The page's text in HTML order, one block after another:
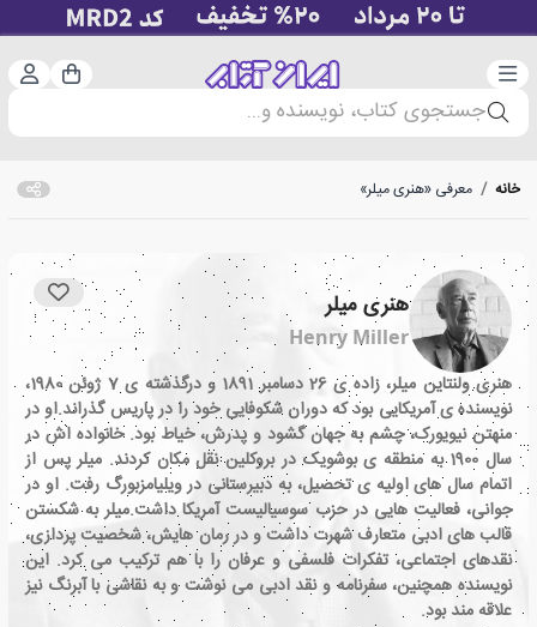
دسته‌بندی سبد
جستجوی کتاب، نویسنده و...
خانه / معرفی «هنری میلر»
هنری میلر
Henry Miller
هنری ولنتاین میلر، زاده ی 26 دسامبر 1891 و درگذشته ی 7 ژوئن 1980،
نویسنده ی آمریکایی بود که دوران شکوفایی خود را در پاریس گذراند.او در
منهتن نیویورک، چشم به جهان گشود و پدرش، خیاط بود. خانواده اش در
سال 1900 به منطقه ی بوشویک در بروکلین نقل مکان کردند. میلر پس از
اتمام سال های اولیه ی تحصیل، به دبیرستانی در ویلیامزبورگ رفت. او در
جوانی، فعالیت هایی در حزب سوسیالیست آمریکا داشت.میلر به شکستن
قالب های ادبی متعارف شهرت داشت و در رمان هایش، شخصیت پردازی،
نقدهای اجتماعی، تفکرات فلسفی و عرفان را با هم ترکیب می کرد. این
نویسنده همچنین، سفرنامه و نقد ادبی می نوشت و به نقاشی با آبرنگ نیز
علاقه مند بود.